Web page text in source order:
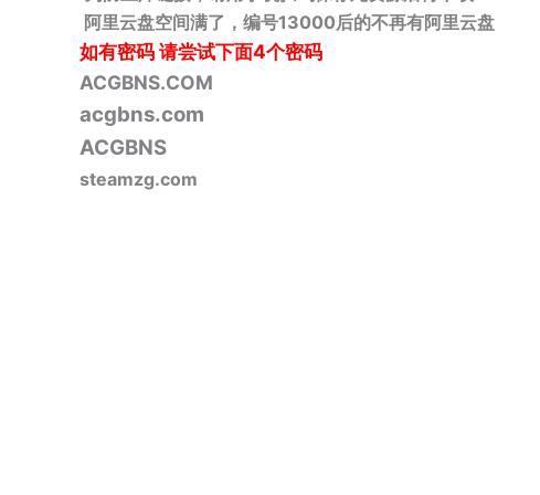
阿里云盘空间满了，编号13000后的不再有阿里云盘
如有密码请尝试下面4个密码
ACGBNS.COM
acgbns.com
ACGBNS
steamzg.com